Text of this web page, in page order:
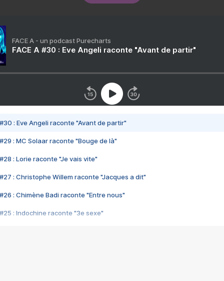
FACE A - un podcast Purecharts
FACE A #30 : Eve Angeli raconte "Avant de partir"
#30 : Eve Angeli raconte "Avant de partir"
#29 : MC Solaar raconte "Bouge de là"
#28 : Lorie raconte "Je vais vite"
#27 : Christophe Willem raconte "Jacques a dit"
#26 : Chimène Badi raconte "Entre nous"
#25 : Indochine raconte "3e sexe"